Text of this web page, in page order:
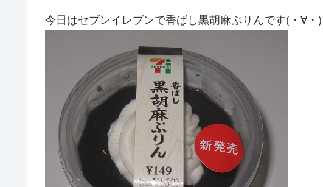
今日はセブンイレブンで香ばし黒胡麻ぷりんです(・∀・)